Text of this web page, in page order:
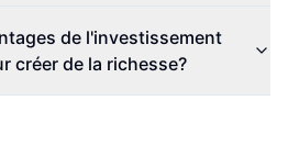
de l'investissement
créer de la richesse?